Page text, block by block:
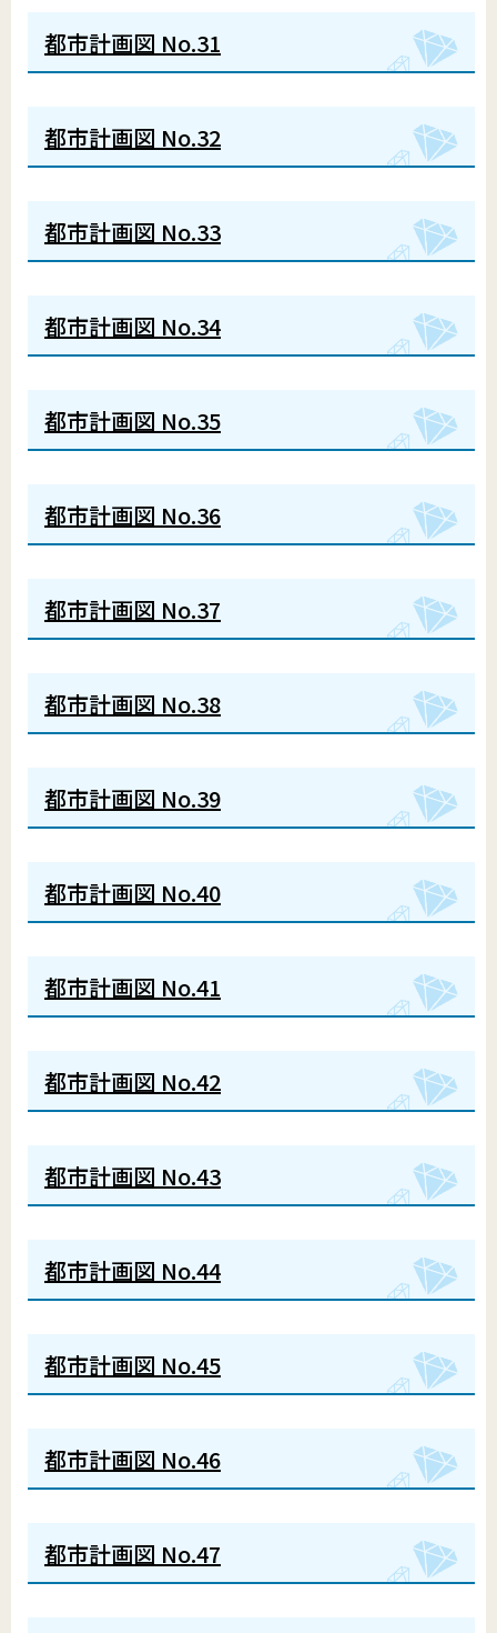
都市計画図 No.31
都市計画図 No.32
都市計画図 No.33
都市計画図 No.34
都市計画図 No.35
都市計画図 No.36
都市計画図 No.37
都市計画図 No.38
都市計画図 No.39
都市計画図 No.40
都市計画図 No.41
都市計画図 No.42
都市計画図 No.43
都市計画図 No.44
都市計画図 No.45
都市計画図 No.46
都市計画図 No.47